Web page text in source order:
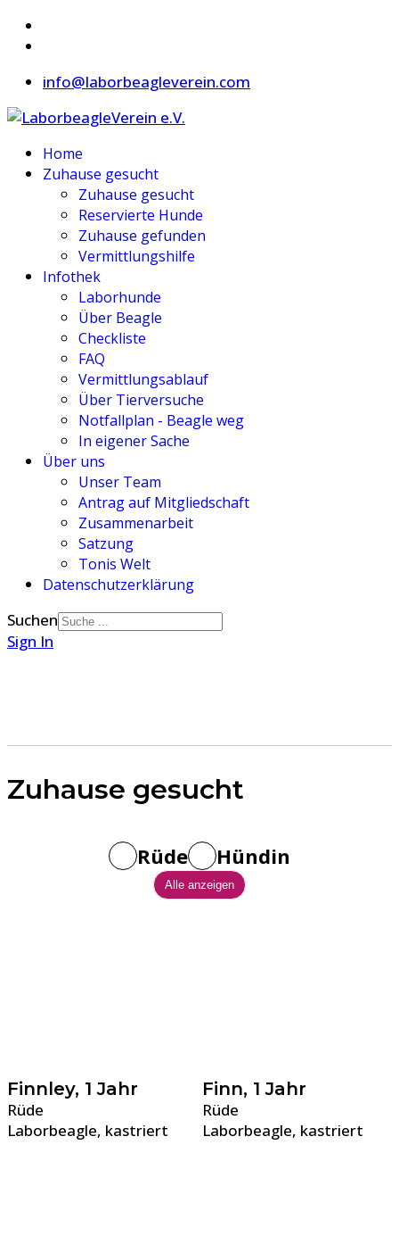
info@laborbeagleverein.com
Home
Zuhause gesucht
Zuhause gesucht
Reservierte Hunde
Zuhause gefunden
Vermittlungshilfe
Infothek
Laborhunde
Über Beagle
Checkliste
FAQ
Vermittlungsablauf
Über Tierversuche
Notfallplan - Beagle weg
In eigener Sache
Über uns
Unser Team
Antrag auf Mitgliedschaft
Zusammenarbeit
Satzung
Tonis Welt
Datenschutzerklärung
Suchen
Sign In
Zuhause gesucht
Rüde Hündin
Alle anzeigen
Finnley, 1 Jahr
Rüde
Laborbeagle, kastriert
Finn, 1 Jahr
Rüde
Laborbeagle, kastriert